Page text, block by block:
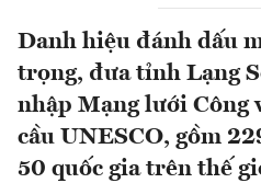
Danh hiệu đánh dấu
trọng, đưa tỉnh Lạng
nhập Mạng lưới Công
cầu UNESCO, gồm
50 quốc gia trên thế